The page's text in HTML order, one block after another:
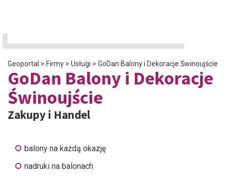
Geoportal > Firmy > Usługi > GoDan Balony i Dekoracje Świnoujście
GoDan Balony i Dekoracje
Świnoujście
Zakupy i Handel
balony na każdą okazję
nadruki na balonach